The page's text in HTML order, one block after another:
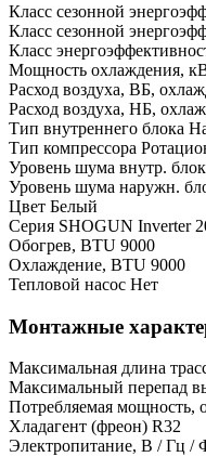
Класс сезонной
Класс сезонной
Класс
Мощность охлаждения,
Расход воздуха, ВБ,
Расход воздуха, НБ,
Тип внутреннего блока
Тип компрессора
Уровень шума внутр.
Уровень шума наружн.
Цвет Белый
Серия SHOGUN Inverter
Обогрев, BTU 9000
Охлаждение, BTU 9000
Тепловой насос Нет
Монтажные
Максимальная длина
Максимальный перепад
Потребляемая мощность,
Хладагент (фреон) R32
Электропитание, В / Гц /